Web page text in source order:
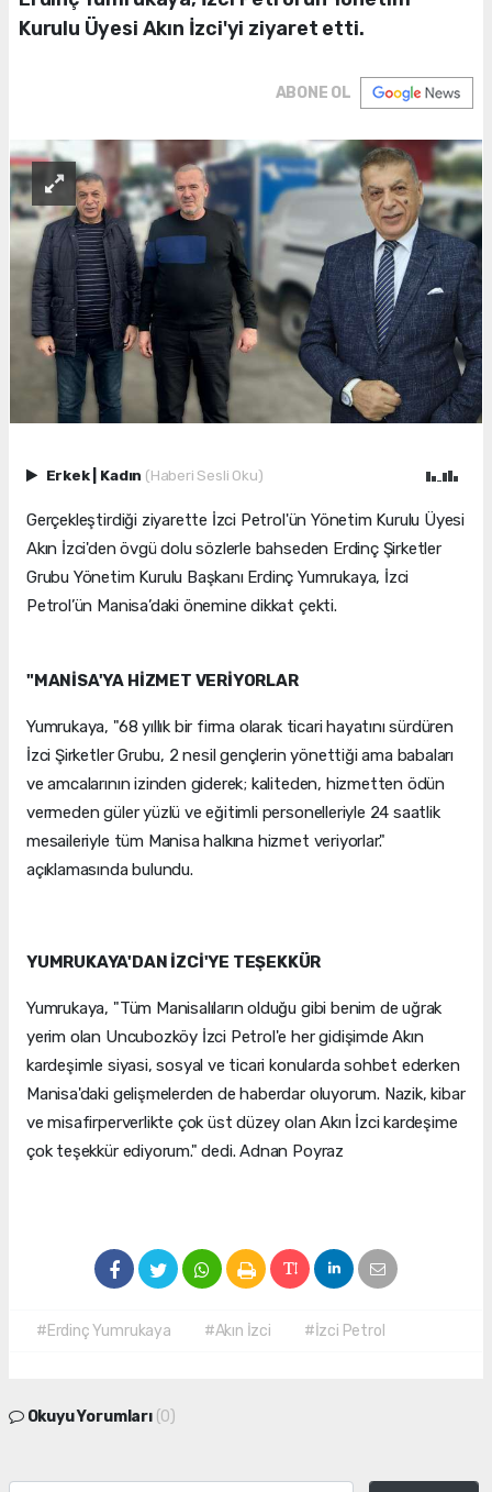
Kurulu Üyesi Akın İzci'yi ziyaret etti.
ABONE OL
Erkek Kadın (Haberi Sesli Oku)
Gerçekleştirdiği ziyarette İzci Petrol'ün Yönetim Kurulu Üyesi
Akın İzci'den övgü dolu sözlerle bahseden Erdinç Şirketler
Grubu Yönetim Kurulu Başkanı Erdinç Yumrukaya, İzci
Petrol’ün Manisa’daki önemine dikkat çekti.
"MANİSA'YA HİZMET VERİYORLAR
Yumrukaya, "68 yıllık bir firma olarak ticari hayatını sürdüren
İzci Şirketler Grubu, 2 nesil gençlerin yönettiği ama babaları
ve amcalarının izinden giderek; kaliteden, hizmetten ödün
vermeden güler yüzlü ve eğitimli personelleriyle 24 saatlik
mesaileriyle tüm Manisa halkına hizmet veriyorlar."
açıklamasında bulundu.
YUMRUKAYA'DAN İZCİ'YE TEŞEKKÜR
Yumrukaya, "Tüm Manisalıların olduğu gibi benim de uğrak
yerim olan Uncubozköy İzci Petrol'e her gidişimde Akın
kardeşimle siyasi, sosyal ve ticari konularda sohbet ederken
Manisa'daki gelişmelerden de haberdar oluyorum. Nazik, kibar
ve misafirperverlikte çok üst düzey olan Akın İzci kardeşime
çok teşekkür ediyorum." dedi. Adnan Poyraz
#Erdinç Yumrukaya #Akın İzci #İzci Petrol
Okuyu Yorumları (0)